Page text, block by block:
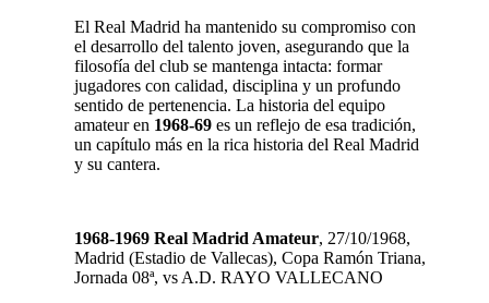
El Real Madrid ha mantenido su compromiso con
el desarrollo del talento joven, asegurando que la
filosofía del club se mantenga intacta: formar
jugadores con calidad, disciplina y un profundo
sentido de pertenencia. La historia del equipo
amateur en 1968-69 es un reflejo de esa tradición,
un capítulo más en la rica historia del Real Madrid
y su cantera.
1968-1969 Real Madrid Amateur, 27/10/1968,
Madrid (Estadio de Vallecas), Copa Ramón Triana,
Jornada 08ª, vs A.D. RAYO VALLECANO